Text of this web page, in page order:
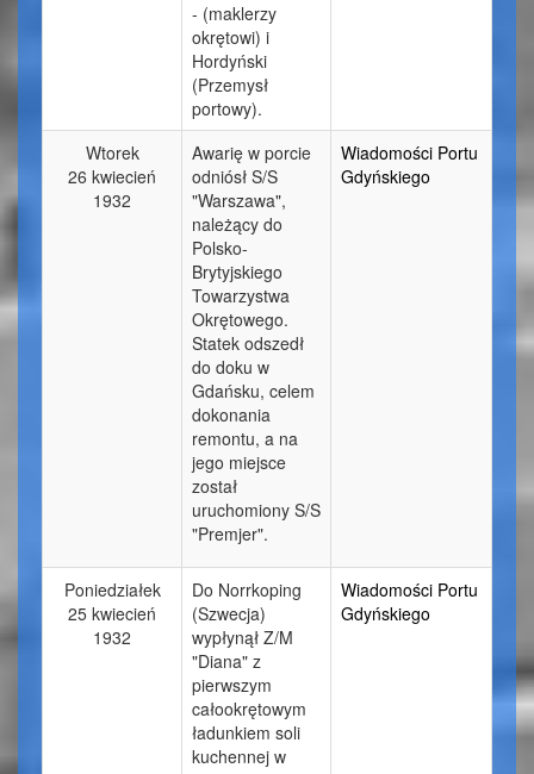
- (maklerzy
okrętowi) i
Hordyński
(Przemysł
portowy).
Wtorek
26 kwiecień
1932
Awarię w porcie
odniósł S/S
"Warszawa",
należący do
Polsko-
Brytyjskiego
Towarzystwa
Okrętowego.
Statek odszedł
do doku w
Gdańsku, celem
dokonania
remontu, a na
jego miejsce
został
uruchomiony S/S
"Premjer".
Wiadomości Portu
Gdyńskiego
Poniedziałek
25 kwiecień
1932
Do Norrkoping
(Szwecja)
wypłynął Z/M
"Diana" z
pierwszym
całookrętowym
ładunkiem soli
kuchennej w
Wiadomości Portu
Gdyńskiego